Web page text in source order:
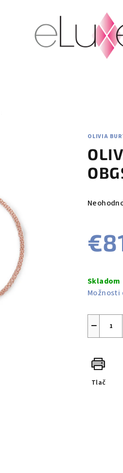
OLIVIA
je
0,0
cena:
Skladom
Možnosti
−
Tlač